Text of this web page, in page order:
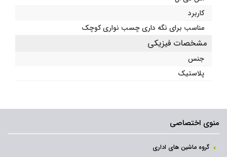
کاربرد
مناسب برای نگه داری چسب نواری کوچک
مشخصات فیزیکی
جنس
پلاستیک
منوی اختصاصی
گروه ماشین های اداری